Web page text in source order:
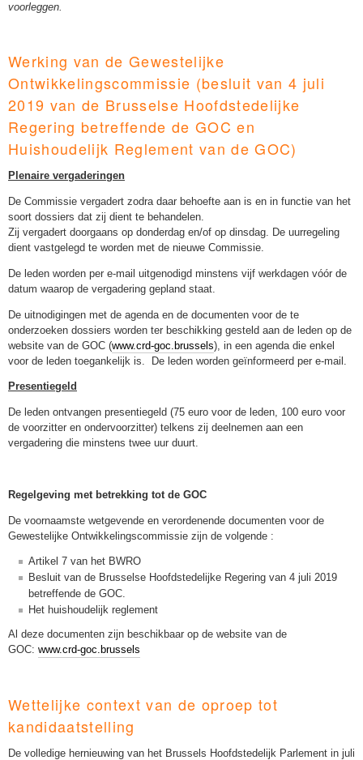
voorleggen.
Werking van de Gewestelijke
Ontwikkelingscommissie (besluit van 4 juli
2019 van de Brusselse Hoofdstedelijke
Regering betreffende de GOC en
Huishoudelijk Reglement van de GOC)
Plenaire vergaderingen
De Commissie vergadert zodra daar behoefte aan is en in functie van het
soort dossiers dat zij dient te behandelen.
Zij vergadert doorgaans op donderdag en/of op dinsdag. De uurregeling
dient vastgelegd te worden met de nieuwe Commissie.
De leden worden per e-mail uitgenodigd minstens vijf werkdagen vóór de
datum waarop de vergadering gepland staat.
De uitnodigingen met de agenda en de documenten voor de te
onderzoeken dossiers worden ter beschikking gesteld aan de leden op de
website van de GOC (www.crd-goc.brussels), in een agenda die enkel
voor de leden toegankelijk is. De leden worden geïnformeerd per e-mail.
Presentiegeld
De leden ontvangen presentiegeld (75 euro voor de leden, 100 euro voor
de voorzitter en ondervoorzitter) telkens zij deelnemen aan een
vergadering die minstens twee uur duurt.
Regelgeving met betrekking tot de GOC
De voornaamste wetgevende en verordenende documenten voor de
Gewestelijke Ontwikkelingscommissie zijn de volgende :
Artikel 7 van het BWRO
Besluit van de Brusselse Hoofdstedelijke Regering van 4 juli 2019
betreffende de GOC.
Het huishoudelijk reglement
Al deze documenten zijn beschikbaar op de website van de
GOC: www.crd-goc.brussels
Wettelijke context van de oproep tot
kandidaatstelling
De volledige hernieuwing van het Brussels Hoofdstedelijk Parlement in juli